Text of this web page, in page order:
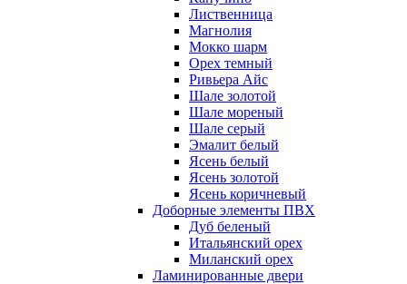
Лиственница
Магнолия
Мокко шарм
Орех темный
Ривьера Айс
Шале золотой
Шале мореный
Шале серый
Эмалит белый
Ясень белый
Ясень золотой
Ясень коричневый
Доборные элементы ПВХ
Дуб беленый
Итальянский орех
Миланский орех
Ламинированные двери